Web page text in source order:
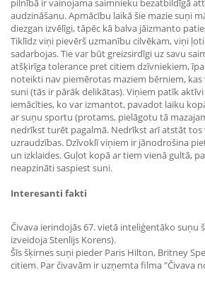
pilnībā ir vainojama saimnieku bezatbildīgā
audzināšanu. Apmācību laikā šie mazie suņi
diezgan izvēlīgi, tāpēc kā balva jāizmanto
Tiklīdz viņi pievērš uzmanību cilvēkam, viņi
sadarbojas. Tie var būt greizsirdīgi uz savu
atšķirīga tolerance pret citiem dzīvniekiem,
noteikti nav piemērotas maziem bērniem,
suni (tās ir pārāk delikātas). Viņiem patīk
iemācīties, ko var izmantot, pavadot laiku
ar suņu sportu (protams, pielāgotu tā
nedrīkst turēt pagalmā. Nedrīkst arī atstāt tos
uzraudzības. Dzīvoklī viņiem ir jānodrošina
un izklaides. Guļot kopā ar tiem vienā gultā,
neapzināti saspiest suni.
Interesanti fakti
Čivava ierindojās 67. vietā inteliģentāko suņu
izveidoja Stenlijs Korens).
Šīs šķirnes suņi pieder Paris Hilton, Britney
citiem. Par čivavām ir uzņemta filma "Čivava